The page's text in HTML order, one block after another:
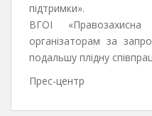
підтримки».
ВГОІ «Правозахисна
організаторам за
подальшу плідну
Прес-центр